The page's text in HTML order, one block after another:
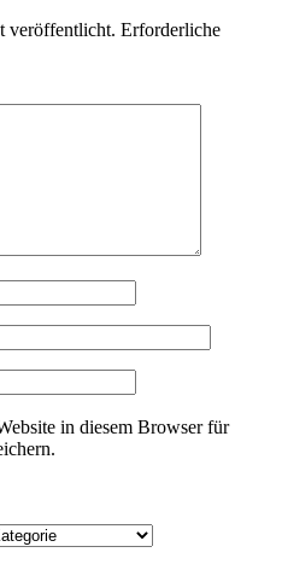
veröffentlicht. Erforderliche
in diesem Browser für